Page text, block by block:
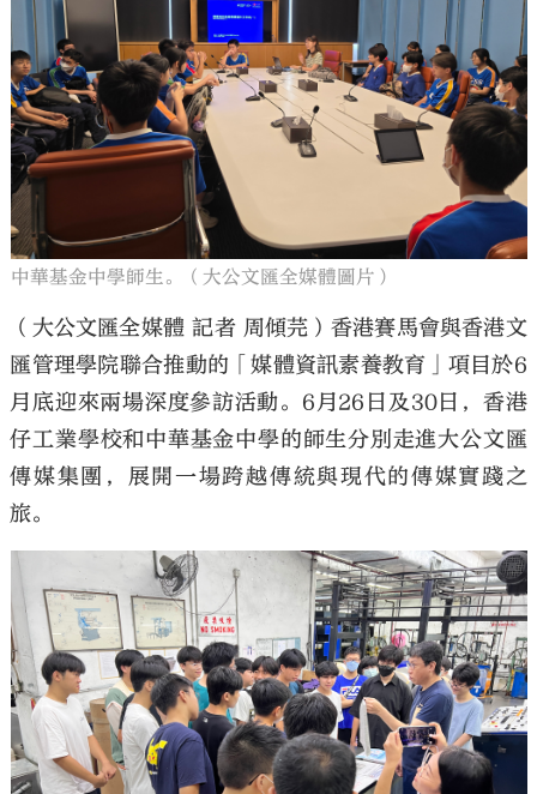
中華基金中學師生。（大公文匯全媒體圖片）
（大公文匯全媒體 記者 周傾芫）香港賽馬會與香港文
匯管理學院聯合推動的「媒體資訊素養教育」項目於6
月底迎來兩場深度參訪活動。6月26日及30日，香港
仔工業學校和中華基金中學的師生分別走進大公文匯
傳媒集團，展開一場跨越傳統與現代的傳媒實踐之
旅。